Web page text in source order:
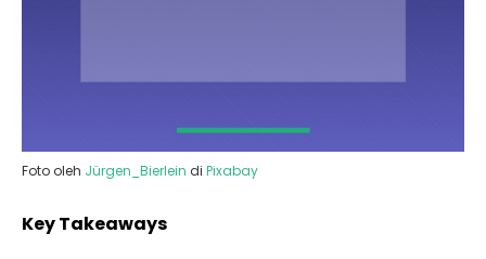
Foto oleh Jürgen_Bierlein di Pixabay
Key Takeaways